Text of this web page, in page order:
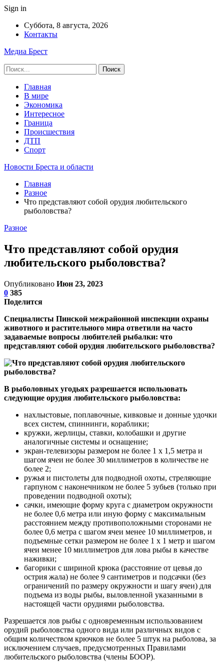
Sign in
Суббота, 8 августа, 2026
Контакты
Медиа Брест
Главная
В мире
Экономика
Интересное
Граница
Происшествия
ДТП
Спорт
Новости Бреста и области
Главная
Разное
Что представляют собой орудия любительского
рыболовства?
Разное
Что представляют собой орудия
любительского рыболовства?
Опубликовано Июн 23, 2023
0 385
Поделится
Специалисты Пинской межрайонной инспекции охраны
животного и растительного мира ответили на часто
задаваемые вопросы любителей рыбалки: что
представляют собой орудия любительского рыболовства?
В рыболовных угодьях разрешается использовать
следующие орудия любительского рыболовства:
нахлыстовые, поплавочные, кивковые и донные удочки
всех систем, спиннинги, кораблики;
кружки, жерлицы, ставки, колобашки и другие
аналогичные системы и оснащение;
экран-телевизоры размером не более 1 х 1,5 метра и
шагом ячеи не более 30 миллиметров в количестве не
более 2;
ружья и пистолеты для подводной охоты, стреляющие
гарпуном с наконечником не более 5 зубьев (только при
проведении подводной охоты);
сачки, имеющие форму круга с диаметром окружности
не более 0,6 метра или иную форму с максимальным
расстоянием между противоположными сторонами не
более 0,6 метра с шагом ячеи менее 10 миллиметров, и
подъемные сетки размером не более 1 х 1 метр и шагом
ячеи менее 10 миллиметров для лова рыбы в качестве
наживки;
багорики с шириной крюка (расстояние от цевья до
острия жала) не более 9 сантиметров и подсачки (без
ограничений по размеру окружности и шагу ячеи) для
подъема из воды рыбы, выловленной указанными в
настоящей части орудиями рыболовства.
Разрешается лов рыбы с одновременным использованием
орудий рыболовства одного вида или различных видов с
общим количеством крючков не более 5 штук на рыболова, за
исключением случаев, предусмотренных Правилами
любительского рыболовства (члены БООР).